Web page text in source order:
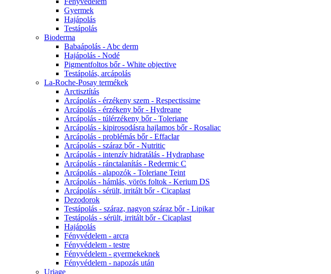
Gyermek
Hajápolás
Testápolás
Bioderma
Babaápolás - Abc derm
Hajápolás - Nodé
Pigmentfoltos bőr - White objective
Testápolás, arcápolás
La-Roche-Posay termékek
Arctisztítás
Arcápolás - érzékeny szem - Respectissime
Arcápolás - érzékeny bőr - Hydreane
Arcápolás - túlérzékeny bőr - Toleriane
Arcápolás - kipirosodásra hajlamos bőr - Rosaliac
Arcápolás - problémás bőr - Effaclar
Arcápolás - száraz bőr - Nutritic
Arcápolás - intenzív hidratálás - Hydraphase
Arcápolás - ránctalanítás - Redermic C
Arcápolás - alapozók - Toleriane Teint
Arcápolás - hámlás, vörös foltok - Kerium DS
Arcápolás - sérült, irritált bőr - Cicaplast
Dezodorok
Testápolás - száraz, nagyon száraz bőr - Lipikar
Testápolás - sérült, irritált bőr - Cicaplast
Hajápolás
Fényvédelem - arcra
Fényvédelem - testre
Fényvédelem - gyermekeknek
Fényvédelem - napozás után
Uriage